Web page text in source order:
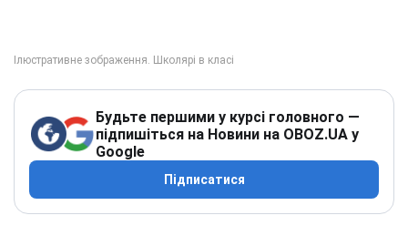
Будьте першими у курсі головного —
підпишіться на Новини на OBOZ.UA у
Google
Підписатися